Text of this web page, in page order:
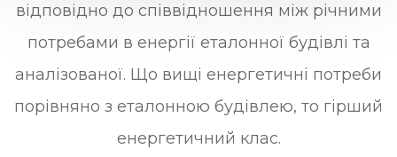
відповідно до співвідношення між річними
потребами в енергії еталонної будівлі та
аналізованої. Що вищі енергетичні потреби
порівняно з еталонною будівлею, то гірший
енергетичний клас.